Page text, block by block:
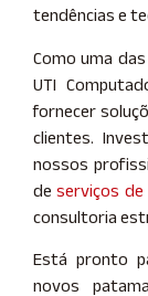
tendências e
Como uma
UTI
fornecer
clientes.
nossos
deserviços de
consultoria
Está pronto
novos